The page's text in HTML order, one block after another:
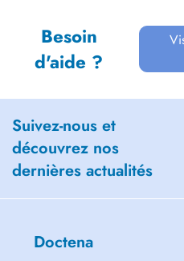
Besoin
d'aide ?
Suivez-nous et
découvrez nos
dernières actualités
Doctena